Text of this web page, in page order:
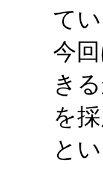
て
今
き
を
と